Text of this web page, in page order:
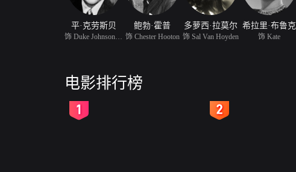
平·克劳斯贝 鲍勃·霍普
饰 Chester Hooton
多萝西·拉莫尔
饰 Sal Van Hoyden
希拉里·布鲁克
饰 Kate
电影排行榜